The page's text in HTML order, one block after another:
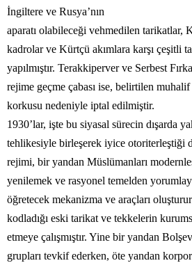
İngiltere ve Rusya’nın
aparatı olabileceği vehmedilen tarikatlar,
kadrolar ve Kürtçü akımlara karşı çeşitli
yapılmıştır. Terakkiperver ve Serbest
rejime geçme çabası ise, belirtilen
korkusu nedeniyle iptal edilmiştir.
1930’lar, işte bu siyasal sürecin dışarda
tehlikesiyle birleşerek iyice otoriterleştiği
rejimi, bir yandan Müslümanları
yenilemek ve rasyonel temelden
öğretecek mekanizma ve araçları
kodladığı eski tarikat ve tekkelerin
etmeye çalışmıştır. Yine bir yandan
grupları tevkif ederken, öte yandan